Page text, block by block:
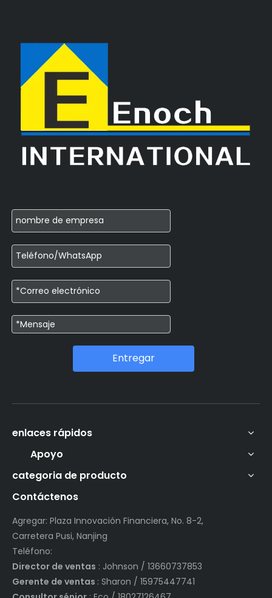
Entregar
enlaces rápidos
Apoyo
categoria de producto
Contáctenos
Agregar: Plaza Innovación Financiera, No. 8-2,
Carretera Pusi, Nanjing
Teléfono:
Director de ventas : Johnson / 13660737853
Gerente de ventas : Sharon / 15975447741